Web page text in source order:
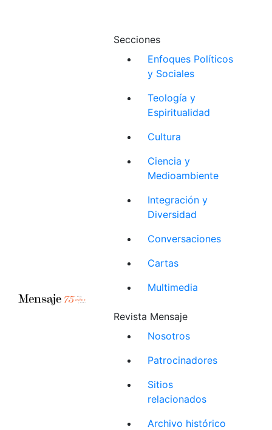
Secciones
Enfoques Políticos
y Sociales
Teología y
Espiritualidad
Cultura
Ciencia y
Medioambiente
Integración y
Diversidad
Conversaciones
Cartas
Multimedia
Revista Mensaje
Nosotros
Patrocinadores
Sitios
relacionados
Archivo histórico